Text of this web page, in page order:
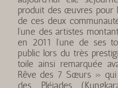
produit des œuvres pour
de ces deux
l’une des artistes
en 2011 l’une de ses
public lors du très
toile ainsi remarquée
Rêve des 7 Sœurs »
des Pléiades